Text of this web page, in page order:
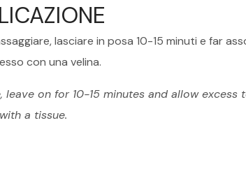
lasciare in posa 10-15 minuti e far
con una velina.
on for 10-15 minutes and allow excess
a tissue.